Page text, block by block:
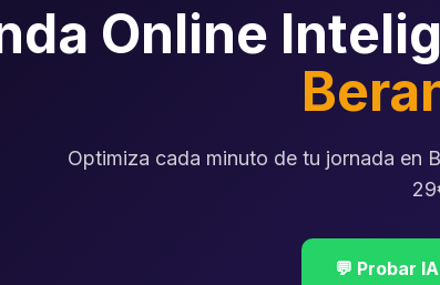
Online
Optimiza cada minuto de tu jornada en
💬 Probar